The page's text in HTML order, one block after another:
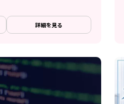
詳細を見る